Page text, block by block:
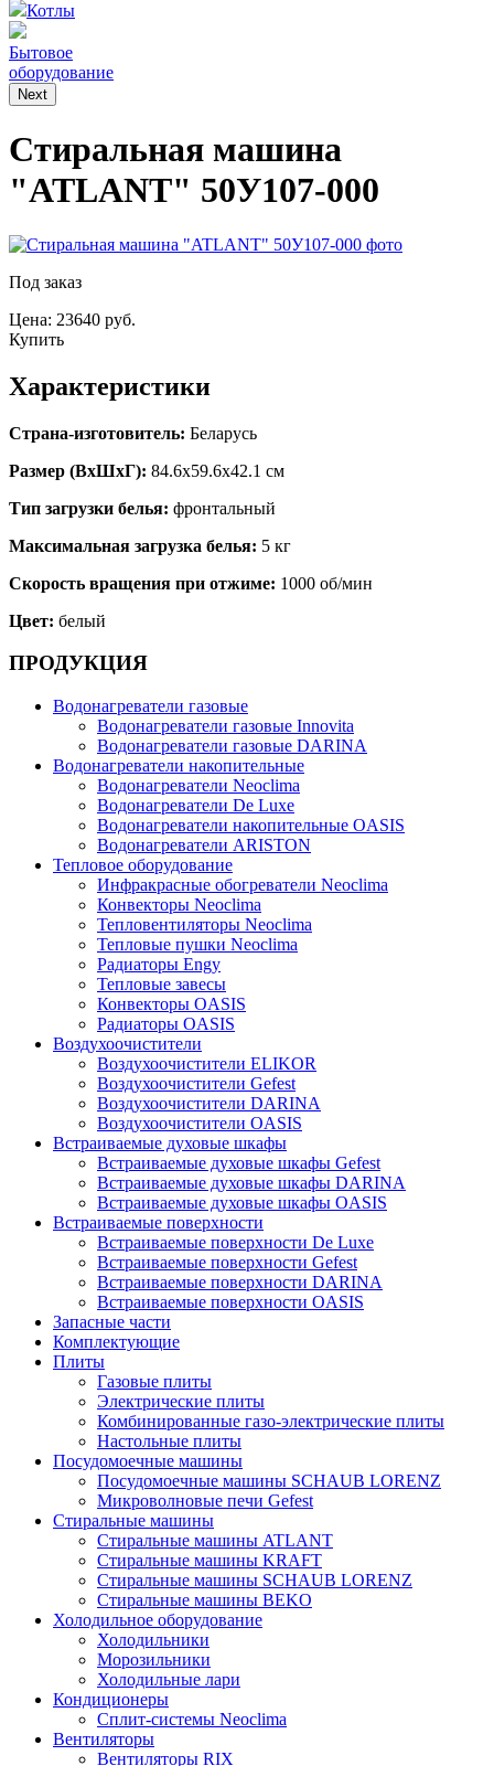
Котлы
Бытовое
оборудование
Next
Стиральная машина
"ATLANT" 50У107-000
Под заказ
Цена: 23640 руб.
Купить
Характеристики
Страна-изготовитель: Беларусь
Размер (ВхШхГ): 84.6x59.6x42.1 см
Тип загрузки белья: фронтальный
Максимальная загрузка белья: 5 кг
Скорость вращения при отжиме: 1000 об/мин
Цвет: белый
ПРОДУКЦИЯ
Водонагреватели газовые
Водонагреватели газовые Innovita
Водонагреватели газовые DARINA
Водонагреватели накопительные
Водонагреватели Neoclima
Водонагреватели De Luxe
Водонагреватели накопительные OASIS
Водонагреватели ARISTON
Тепловое оборудование
Инфракрасные обогреватели Neoclima
Конвекторы Neoclima
Тепловентиляторы Neoclima
Тепловые пушки Neoclima
Радиаторы Engy
Тепловые завесы
Конвекторы OASIS
Радиаторы OASIS
Воздухоочистители
Воздухоочистители ELIKOR
Воздухоочистители Gefest
Воздухоочистители DARINA
Воздухоочистители OASIS
Встраиваемые духовые шкафы
Встраиваемые духовые шкафы Gefest
Встраиваемые духовые шкафы DARINA
Встраиваемые духовые шкафы OASIS
Встраиваемые поверхности
Встраиваемые поверхности De Luxe
Встраиваемые поверхности Gefest
Встраиваемые поверхности DARINA
Встраиваемые поверхности OASIS
Запасные части
Комплектующие
Плиты
Газовые плиты
Электрические плиты
Комбинированные газо-электрические плиты
Настольные плиты
Посудомоечные машины
Посудомоечные машины SCHAUB LORENZ
Микроволновые печи Gefest
Стиральные машины
Стиральные машины ATLANT
Стиральные машины KRAFT
Стиральные машины SCHAUB LORENZ
Стиральные машины BEKO
Холодильное оборудование
Холодильники
Морозильники
Холодильные лари
Кондиционеры
Сплит-системы Neoclima
Вентиляторы
Вентиляторы RIX